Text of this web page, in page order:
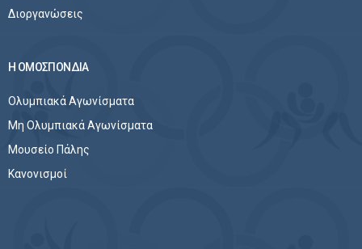
Διοργανώσεις
Η ΟΜΟΣΠΟΝΔΙΑ
Ολυμπιακά Αγωνίσματα
Μη Ολυμπιακά Αγωνίσματα
Μουσείο Πάλης
Κανονισμοί